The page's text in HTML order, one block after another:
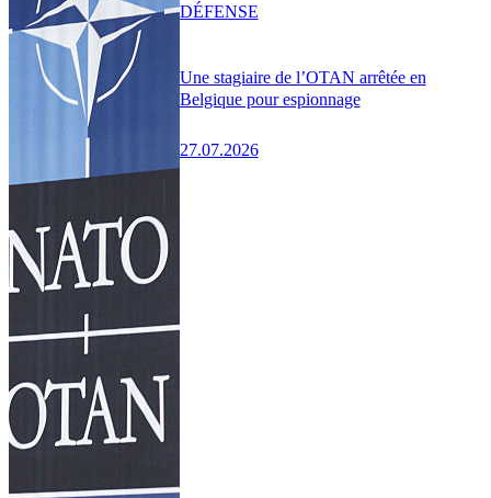
Une stagiaire de l’OTAN arrêtée en
Belgique pour espionnage
27.07.2026
DÉFENSE